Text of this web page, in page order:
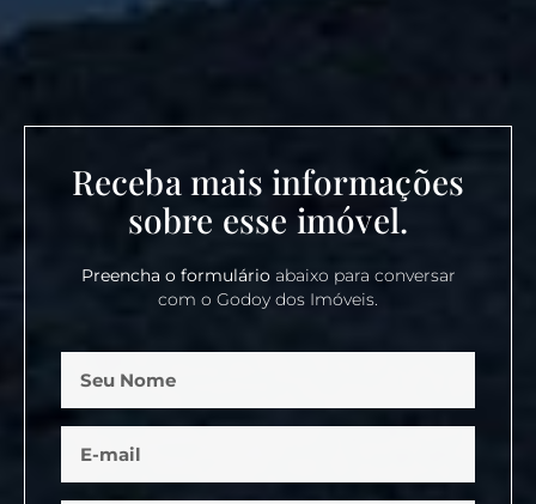
Receba mais informações
sobre esse imóvel.
Preencha o formulárioabaixo para conversar
com o Godoy dos Imóveis.